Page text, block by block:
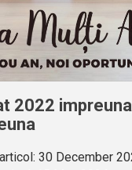
2022
30 December